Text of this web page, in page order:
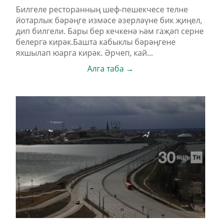
Билгеле ресторанның шеф-пешекчесе телне
йотарлык бәрәңге измәсе әзерләүне бик җиңел,
дип билгели. Бары бер кечкенә һәм гаҗәп серне
белергә кирәк.Башта кабыклы бәрәңгене
яхшылап юарга кирәк. Әрчеп, кай...
Алга таба →